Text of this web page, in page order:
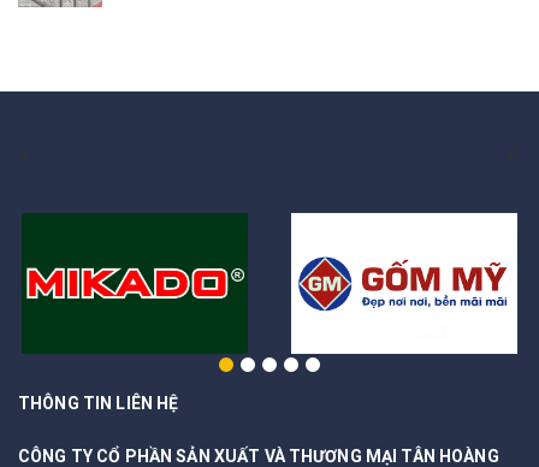
THÔNG TIN LIÊN HỆ
CÔNG TY CỔ PHẦN SẢN XUẤT VÀ THƯƠNG MẠI TÂN HOÀNG